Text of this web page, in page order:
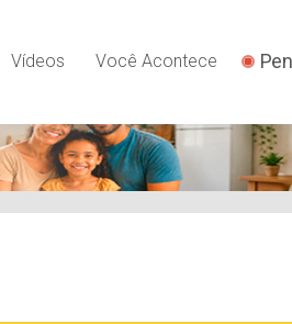
Vídeos Você Acontece